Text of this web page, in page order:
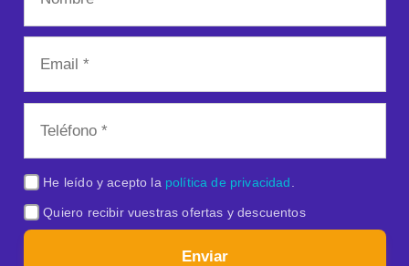
He leído y acepto la política de privacidad
Quiero recibir vuestras ofertas y descuentos
Enviar